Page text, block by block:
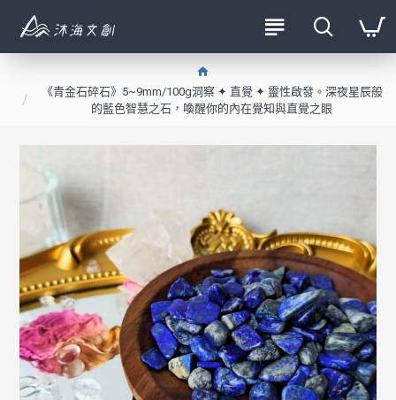
《青金石碎石》5~9mm/100g洞察 ✦ 直覺 ✦ 靈性啟發。深夜星辰般
的藍色智慧之石，喚醒你的內在覺知與直覺之眼